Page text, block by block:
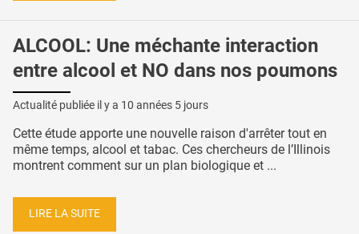
ALCOOL: Une méchante interaction
entre alcool et NO dans nos poumons
Actualité publiée il y a 10 années 5 jours
Cette étude apporte une nouvelle raison d'arrêter tout en
même temps, alcool et tabac. Ces chercheurs de l’Illinois
montrent comment sur un plan biologique et ...
LIRE LA SUITE